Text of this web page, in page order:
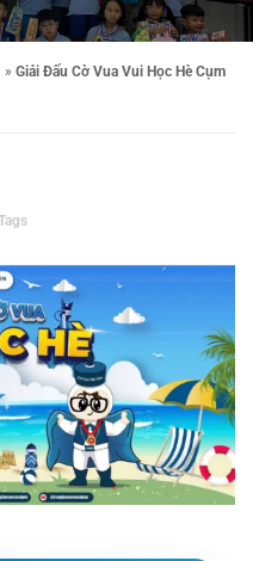
» Giải Đấu Cờ Vua Vui Học Hè Cụm